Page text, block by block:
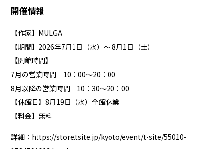
開催情報
【作家】MULGA
【期間】2026年7月1日（水）～ 8月1日（土）
【開館時間】
7月の営業時間｜10：00～20：00
8月以降の営業時間｜10：30～20：00
【休館日】8月19日（水）全館休業
【料金】無料
詳細： https://store.tsite.jp/kyoto/event/t-site/55010-